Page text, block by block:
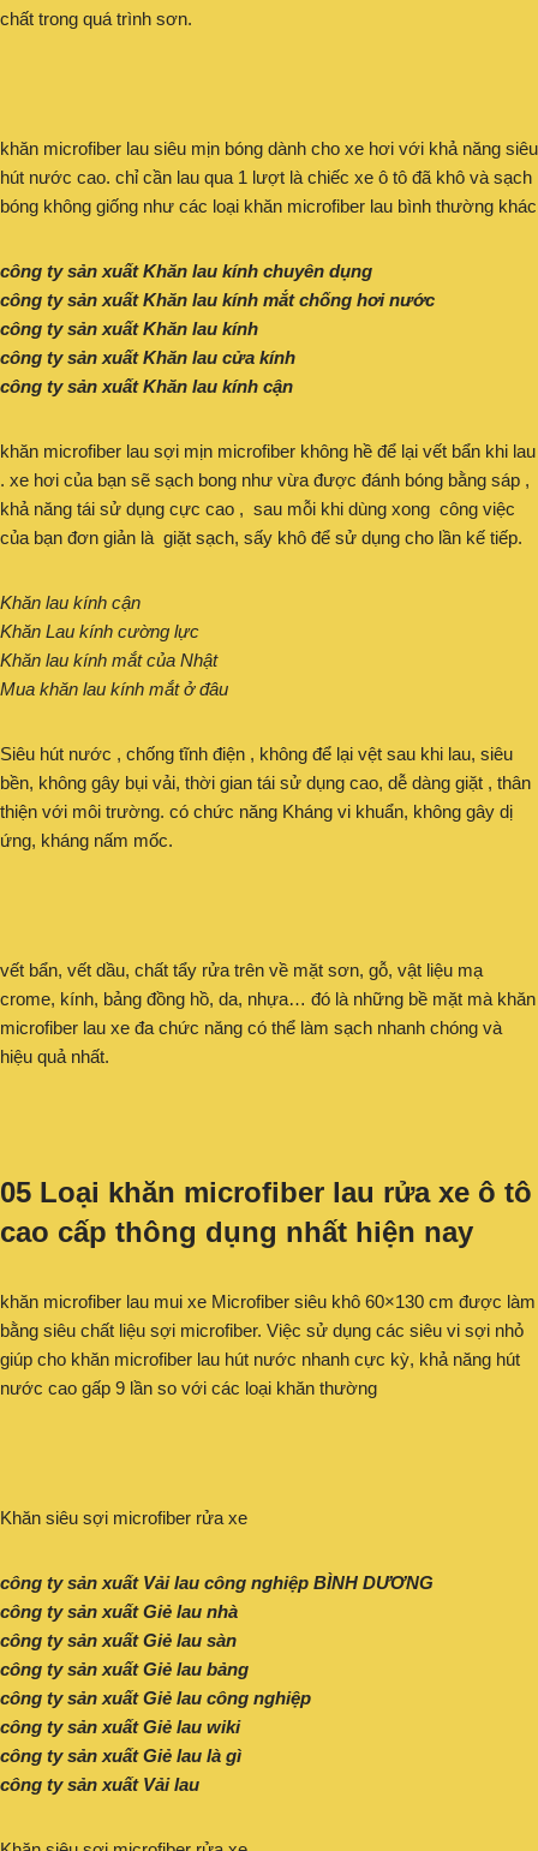
chất trong quá trình sơn.
khăn microfiber lau siêu mịn bóng dành cho xe hơi với khả năng siêu
hút nước cao. chỉ cần lau qua 1 lượt là chiếc xe ô tô đã khô và sạch
bóng không giống như các loại khăn microfiber lau bình thường khác
công ty sản xuất Khăn lau kính chuyên dụng
công ty sản xuất Khăn lau kính mắt chống hơi nước
công ty sản xuất Khăn lau kính
công ty sản xuất Khăn lau cửa kính
công ty sản xuất Khăn lau kính cận
khăn microfiber lau sợi mịn microfiber không hề để lại vết bẩn khi lau
. xe hơi của bạn sẽ sạch bong như vừa được đánh bóng bằng sáp ,
khả năng tái sử dụng cực cao , sau mỗi khi dùng xong công việc
của bạn đơn giản là giặt sạch, sấy khô để sử dụng cho lần kế tiếp.
Khăn lau kính cận
Khăn Lau kính cường lực
Khăn lau kính mắt của Nhật
Mua khăn lau kính mắt ở đâu
Siêu hút nước , chống tĩnh điện , không để lại vệt sau khi lau, siêu
bền, không gây bụi vải, thời gian tái sử dụng cao, dễ dàng giặt , thân
thiện với môi trường. có chức năng Kháng vi khuẩn, không gây dị
ứng, kháng nấm mốc.
vết bẩn, vết dầu, chất tẩy rửa trên về mặt sơn, gỗ, vật liệu mạ
crome, kính, bảng đồng hồ, da, nhựa… đó là những bề mặt mà khăn
microfiber lau xe đa chức năng có thể làm sạch nhanh chóng và
hiệu quả nhất.
05 Loại khăn microfiber lau rửa xe ô tô
cao cấp thông dụng nhất hiện nay
khăn microfiber lau mui xe Microfiber siêu khô 60×130 cm được làm
bằng siêu chất liệu sợi microfiber. Việc sử dụng các siêu vi sợi nhỏ
giúp cho khăn microfiber lau hút nước nhanh cực kỳ, khả năng hút
nước cao gấp 9 lần so với các loại khăn thường
Khăn siêu sợi microfiber rửa xe
công ty sản xuất Vải lau công nghiệp BÌNH DƯƠNG
công ty sản xuất Giẻ lau nhà
công ty sản xuất Giẻ lau sàn
công ty sản xuất Giẻ lau bảng
công ty sản xuất Giẻ lau công nghiệp
công ty sản xuất Giẻ lau wiki
công ty sản xuất Giẻ lau là gì
công ty sản xuất Vải lau